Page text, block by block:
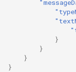
}
}
}
}